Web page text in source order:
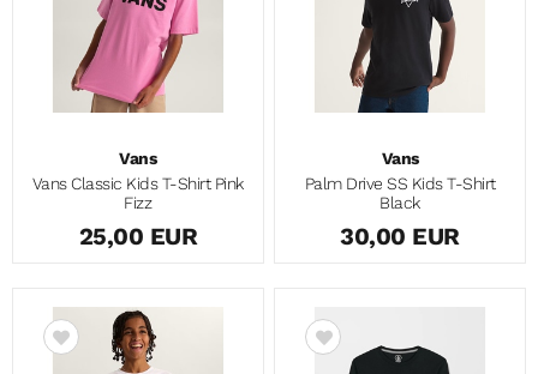
Vans
Vans Classic Kids T-Shirt Pink
Fizz
25,00 EUR
Vans
Palm Drive SS Kids T-Shirt
Black
30,00 EUR